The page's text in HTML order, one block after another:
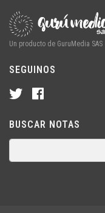
Un producto de GuruMedia SAS
SEGUINOS
BUSCAR NOTAS